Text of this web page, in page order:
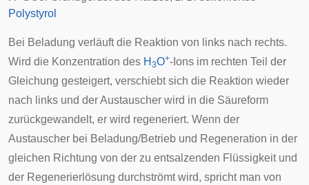
Polystyrol
Bei Beladung verläuft die Reaktion von links nach rechts.
Wird die Konzentration des H 3O+-Ions im rechten Teil der
Gleichung gesteigert, verschiebt sich die Reaktion wieder
nach links und der Austauscher wird in die Säureform
zurückgewandelt, er wird regeneriert. Wenn der
Austauscher bei Beladung/Betrieb und Regeneration in der
gleichen Richtung von der zu entsalzenden Flüssigkeit und
der Regenerierlösung durchströmt wird, spricht man von